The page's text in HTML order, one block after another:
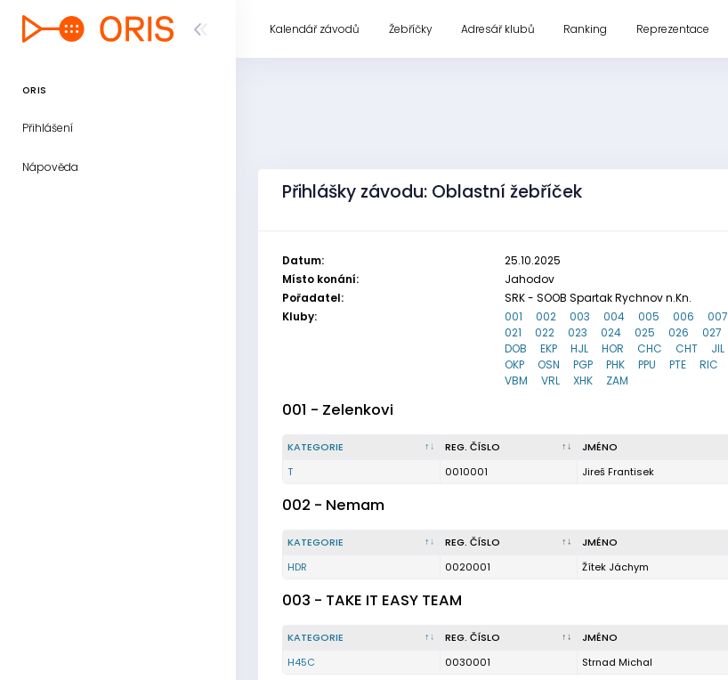
ORIS
Přihlášení
Nápověda
Kalendář závodů Žebříčky Adresář klubů Ranking Reprezentace
Přihlášky závodu: Oblastní žebříček
Datum:
25.10.2025
Místo konání:
Jahodov
Pořadatel:
SRK - SOOB Spartak Rychnov n.Kn.
Kluby:
001 002 003 004 005 006 007
021
022 023 024 025 026 027
DOB
EKP HJL HOR CHC CHT JIL
OKP
OSN PGP PHK PPU PTE RIC
VBM
VRL XHK ZAM
001 - Zelenkovi
KATEGORIE REG. ČÍSLO JMÉNO
T
0010001 Jireš Frantisek
002 - Nemam
KATEGORIE REG. ČÍSLO JMÉNO
HDR
0020001 Žítek Jáchym
003 - TAKE IT EASY TEAM
KATEGORIE REG. ČÍSLO JMÉNO
H45C
0030001 Strnad Michal